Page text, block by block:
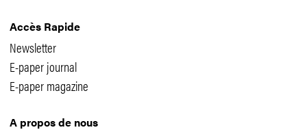
Accès Rapide
Newsletter
E-paper journal
E-paper magazine
A propos de nous